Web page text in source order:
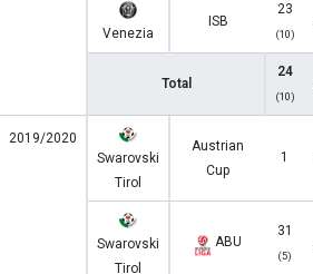
Venezia
ISB
23
(10)
Total
24
(10)
2019/2020
Swarovski
Tirol
Austrian
Cup
1
Swarovski
Tirol
ABU
31
(5)